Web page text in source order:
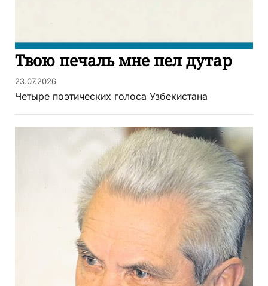
Твою печаль мне пел дутар
23.07.2026
Четыре поэтических голоса Узбекистана